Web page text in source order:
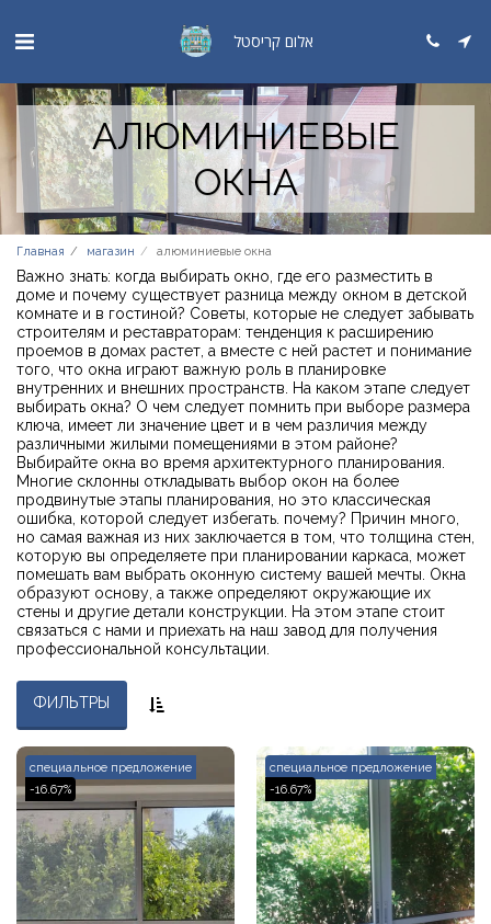
אלום קריסטל
АЛЮМИНИЕВЫЕ
ОКНА
Главная магазин алюминиевые окна
Важно знать: когда выбирать окно, где его разместить в
доме и почему существует разница между окном в детской
комнате и в гостиной? Советы, которые не следует забывать
строителям и реставраторам: тенденция к расширению
проемов в домах растет, а вместе с ней растет и понимание
того, что окна играют важную роль в планировке
внутренних и внешних пространств. На каком этапе следует
выбирать окна? О чем следует помнить при выборе размера
ключа, имеет ли значение цвет и в чем различия между
различными жилыми помещениями в этом районе?
Выбирайте окна во время архитектурного планирования.
Многие склонны откладывать выбор окон на более
продвинутые этапы планирования, но это классическая
ошибка, которой следует избегать. почему? Причин много,
но самая важная из них заключается в том, что толщина стен,
которую вы определяете при планировании каркаса, может
помешать вам выбрать оконную систему вашей мечты. Окна
образуют основу, а также определяют окружающие их
стены и другие детали конструкции. На этом этапе стоит
связаться с нами и приехать на наш завод для получения
профессиональной консультации.
ФИЛЬТРЫ
специальное предложение
-16.67%
специальное предложение
-16.67%